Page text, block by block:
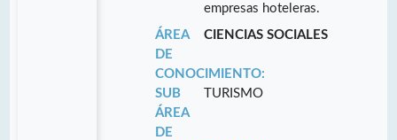
empresas hoteleras.
ÁREA
DE
CONOCIMIENTO:
CIENCIAS SOCIALES
SUB
ÁREA
DE
TURISMO